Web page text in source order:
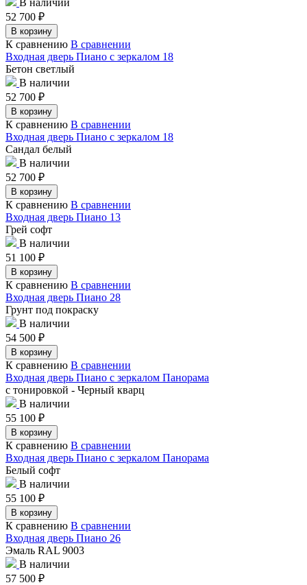
52 700 ₽
В корзину
К сравнению В сравнении
Входная дверь Пиано с зеркалом 18
Бетон светлый
В наличии
52 700 ₽
В корзину
К сравнению В сравнении
Входная дверь Пиано с зеркалом 18
Сандал белый
В наличии
52 700 ₽
В корзину
К сравнению В сравнении
Входная дверь Пиано 13
Грей софт
В наличии
51 100 ₽
В корзину
К сравнению В сравнении
Входная дверь Пиано 28
Грунт под покраску
В наличии
54 500 ₽
В корзину
К сравнению В сравнении
Входная дверь Пиано с зеркалом Панорама
с тонировкой - Черный кварц
В наличии
55 100 ₽
В корзину
К сравнению В сравнении
Входная дверь Пиано с зеркалом Панорама
Белый софт
В наличии
55 100 ₽
В корзину
К сравнению В сравнении
Входная дверь Пиано 26
Эмаль RAL 9003
В наличии
57 500 ₽